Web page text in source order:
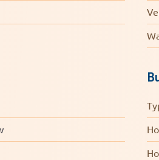
woning is volledig geïsoleerd en